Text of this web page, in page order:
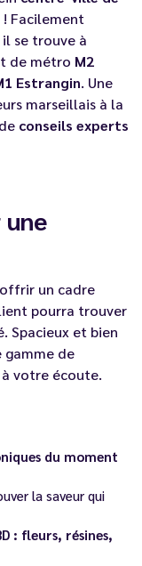
! Facilement
se trouve à
de métro M2
Estrangin. Une
marseillais à la
conseils experts
une
un cadre
pourra trouver
Spacieux et bien
gamme de
votre écoute.
du moment
la saveur qui
: fleurs, résines,